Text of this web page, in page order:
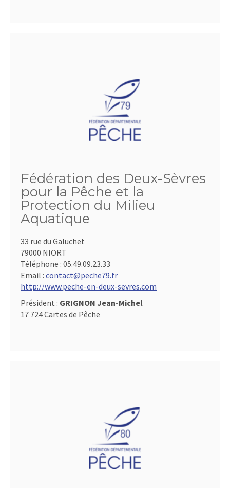
Fédération des Deux-Sèvres
pour la Pêche et la
Protection du Milieu
Aquatique
33 rue du Galuchet
79000 NIORT
Téléphone : 05.49.09.23.33
Email : contact@peche79.fr
http://www.peche-en-deux-sevres.com
Président : GRIGNON Jean-Michel
17 724 Cartes de Pêche